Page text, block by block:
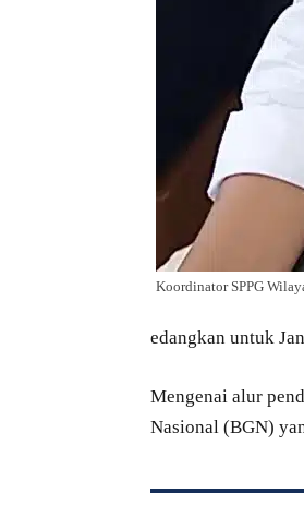
Koordinator SPPG
edangkan untuk
Mengenai alur
Nasional (BGN)